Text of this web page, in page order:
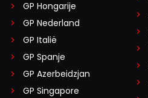
GP Hongarije
GP Nederland
GP Italië
GP Spanje
GP Azerbeidzjan
GP Singapore